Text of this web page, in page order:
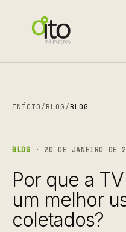
INÍCIO/BLOG/BLOG
BLOG · 20 DE JANEIRO DE
Por que a
um melhor
coletados?